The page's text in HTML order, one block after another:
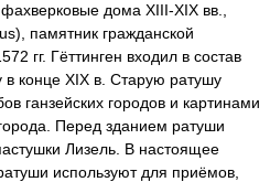
дома XIII-XIX вв.,
памятник гражданской
гг. Гёттинген входил в состав
в конце XIX в. Старую ратушу
ганзейских городов и картинами
Перед зданием ратуши
Лизель. В настоящее
используют для приёмов,